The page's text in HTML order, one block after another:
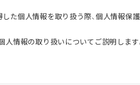
した個人情報を取り扱う際、個人情報保
情報の取り扱いについてご説明します